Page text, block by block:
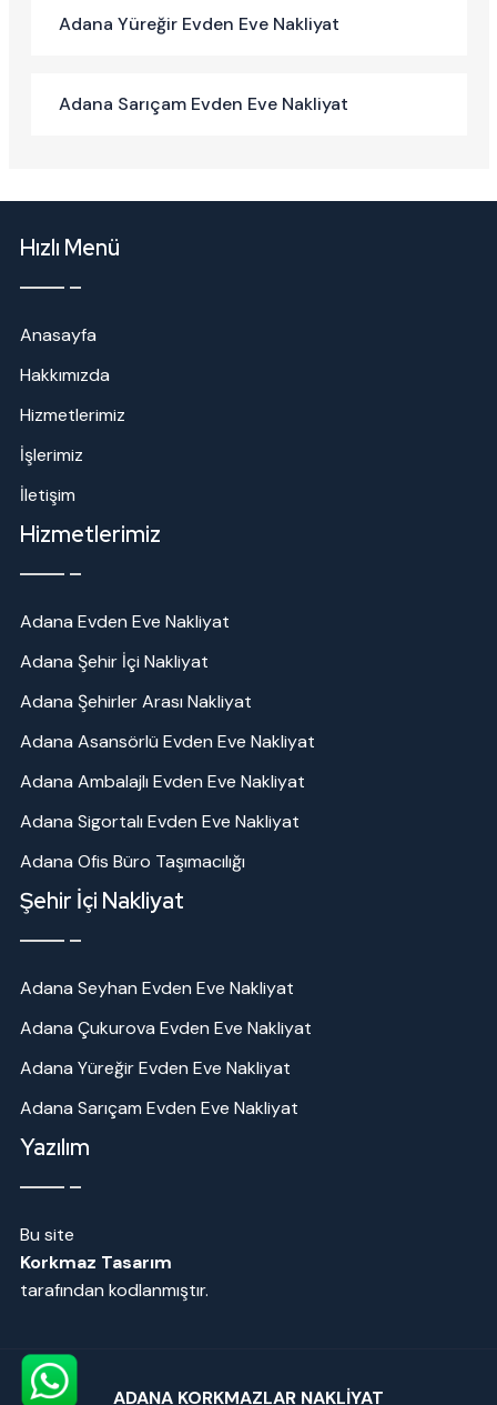
Adana Yüreğir Evden Eve Nakliyat
Adana Sarıçam Evden Eve Nakliyat
Hızlı Menü
Anasayfa
Hakkımızda
Hizmetlerimiz
İşlerimiz
İletişim
Hizmetlerimiz
Adana Evden Eve Nakliyat
Adana Şehir İçi Nakliyat
Adana Şehirler Arası Nakliyat
Adana Asansörlü Evden Eve Nakliyat
Adana Ambalajlı Evden Eve Nakliyat
Adana Sigortalı Evden Eve Nakliyat
Adana Ofis Büro Taşımacılığı
Şehir İçi Nakliyat
Adana Seyhan Evden Eve Nakliyat
Adana Çukurova Evden Eve Nakliyat
Adana Yüreğir Evden Eve Nakliyat
Adana Sarıçam Evden Eve Nakliyat
Yazılım
Bu site
Korkmaz Tasarım
tarafından kodlanmıştır.
ADANA KORKMAZLAR NAKLİYAT